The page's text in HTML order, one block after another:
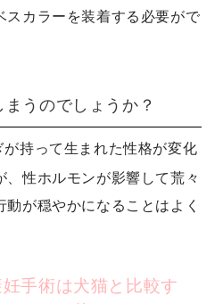
スカラーを装着する必要がで
うのでしょうか？
持って生まれた性格が変化
、性ホルモンが影響して荒々
動が穏やかになることはよく
手術は犬猫と比較す